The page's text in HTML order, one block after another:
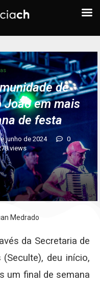
de
João em mais
de festa
junho de 2024
0
views
Medrado
da Secretaria de
deu início,
um final de semana